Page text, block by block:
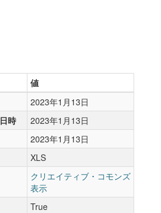
値
2023年1月13日
時
2023年1月13日
2023年1月13日
XLS
クリエイティブ・コモンズ
表示
True